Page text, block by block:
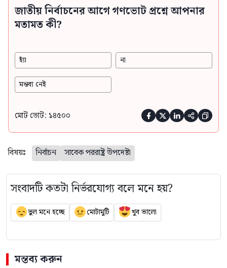
জাতীয় নির্বাচনের আগে গণভোট প্রশ্নে আপনার
মতামত কী?
হ্যাঁ না
মন্তব্য নেই
মোট ভোট: ১৪৫০০     
বিষয়ঃ নির্বাচন সাবেক পররাষ্ট্র উপদেষ্টা
সংবাদটি কতটা নির্ভরযোগ্য বলে মনে হয়?
ভুল মনে হচ্ছে মোটামুটি খুব ভালো
মন্তব্য করুন